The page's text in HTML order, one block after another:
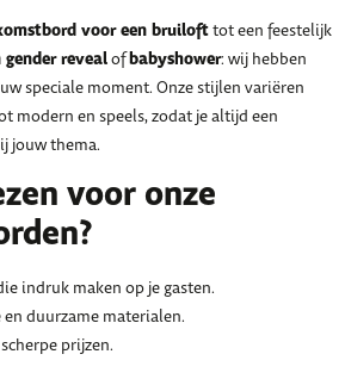
voor een bruilofttot een feestelijk
revealofbabyshower: wij hebben
speciale moment. Onze stijlen variëren
modern en speels, zodat je altijd een
jouw thema.
voor onze
indruk maken op je gasten.
duurzame materialen.
prijzen.